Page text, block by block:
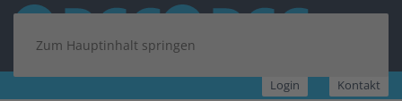
Zum Hauptinhalt springen
Login Kontakt